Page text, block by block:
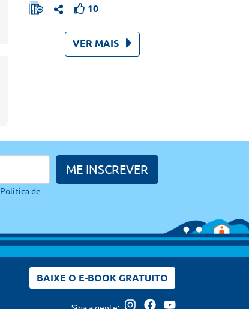
10
VER MAIS
Política de
ME INSCREVER
BAIXE O E-BOOK GRATUITO